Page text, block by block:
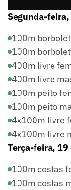
Segunda-
100m
100m
400m livre
400m livre
100m peito
100m peito
4x100m livre
4x100m livre
Terça-feira, 19
100m costas
100m costas